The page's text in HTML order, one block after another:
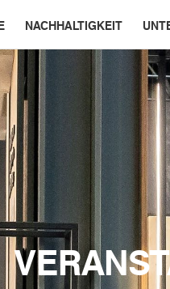
NACHHALTIGKEIT